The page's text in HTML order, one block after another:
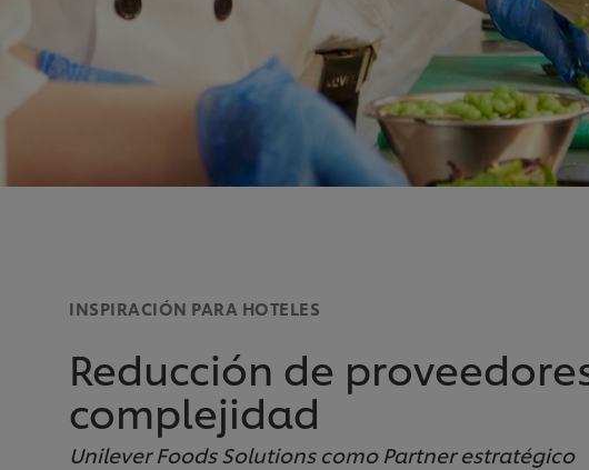
INSPIRACIÓN PARA HOTELES
Reducción de
complejidad
Unilever Foods Solutions como Partner estratégico